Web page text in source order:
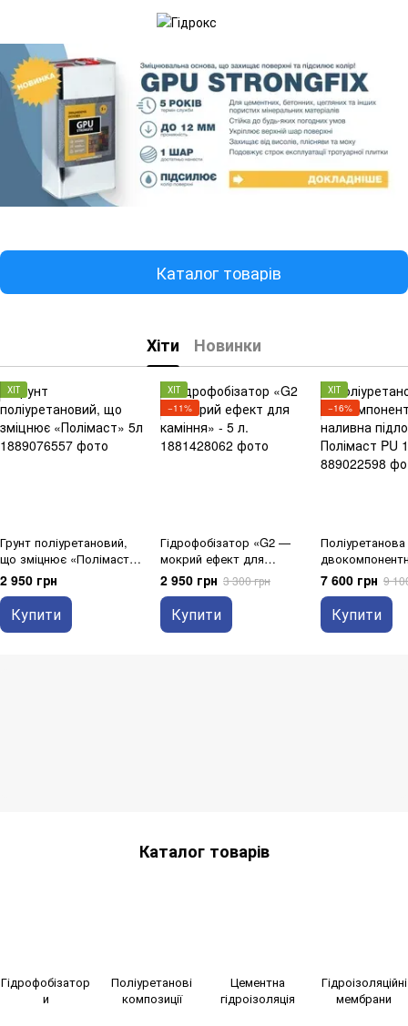
Каталог товарів
Хіти Новинки
ХІТ
Грунт поліуретановий,
що зміцнює «Полімаст»
5л
2 950 грн
Купити
ХІТ
−11%
Гідрофобізатор «G2 —
мокрий ефект для
каміння» - 5 л.
2 950 грн 3 300 грн
Купити
ХІТ
−16%
Поліуретанова
підлогa
7 600 грн 9
Купити
Каталог товарів
Гідрофобізатор
и
Поліуретанові
композиції
Цементна
гідроізоляція
Гідроізоляційні
мембрани